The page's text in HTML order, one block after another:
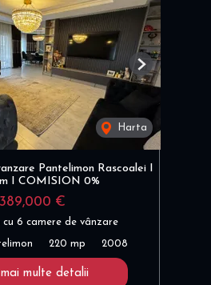
Harta
Next
Pantelimon Rascoalei I
I COMISION 0%
389,000 €
6 camere de vânzare
220 mp 2008
mai multe detalii